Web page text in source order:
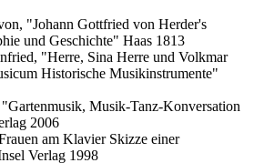
"Johann Gottfried von Herder's
und Geschichte" Haas 1813
"Herre, Sina Herre und Volkmar
Historische Musikinstrumente"
"Gartenmusik, Musik-Tanz-Konversation
2006
am Klavier Skizze einer
Verlag 1998